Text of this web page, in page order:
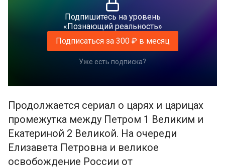
Подпишитесь на уровень
«Познающий реальность»
Подписаться за 300 ₽ в месяц
Уже есть подписка?
Продолжается сериал о царях и царицах
промежутка между Петром 1 Великим и
Екатериной 2 Великой. На очереди
Елизавета Петровна и великое
освобождение России от